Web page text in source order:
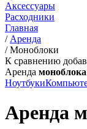
Аксессуары
Расходники
Главная
/ Аренда
/Моноблоки
К сравнению
Аренда
Ноутбуки
Аренда